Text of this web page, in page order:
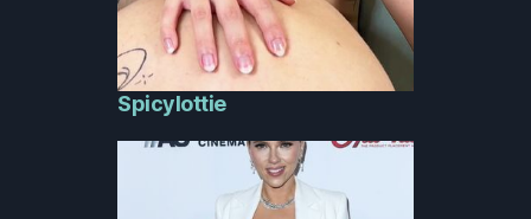
Spicylottie